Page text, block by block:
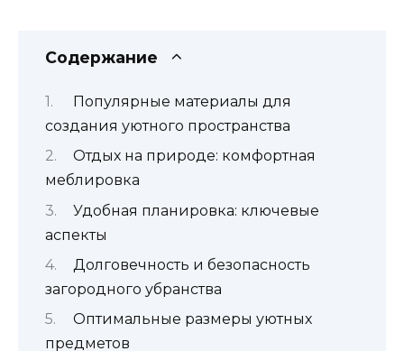
Содержание
Популярные материалы для
создания уютного пространства
Отдых на природе: комфортная
меблировка
Удобная планировка: ключевые
аспекты
Долговечность и безопасность
загородного убранства
Оптимальные размеры уютных
предметов